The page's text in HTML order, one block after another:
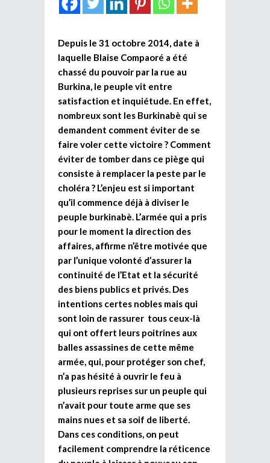
Depuis le 31 octobre 2014, date à
laquelle Blaise Compaoré a été
chassé du pouvoir par la rue au
Burkina, le peuple vit entre
satisfaction et inquiétude. En effet,
nombreux sont les Burkinabè qui se
demandent comment éviter de se
faire voler cette victoire ? Comment
éviter de tomber dans ce piège qui
consiste à remplacer la peste par le
choléra ? L’enjeu est si important
qu’il commence déjà à diviser le
peuple burkinabè. L’armée qui a pris
pour le moment la direction des
affaires, affirme n’être motivée que
par l’unique volonté d’assurer la
continuité de l’Etat et la sécurité
des biens publics et privés. Des
intentions certes nobles mais qui
sont loin de rassurer tous ceux-là
qui ont offert leurs poitrines aux
balles assassines de cette même
armée, qui, pour protéger son chef,
n’a pas hésité à ouvrir le feu à
plusieurs reprises sur un peuple qui
n’avait pour toute arme que ses
mains nues et sa soif de liberté.
Dans ces conditions, on peut
facilement comprendre la réticence